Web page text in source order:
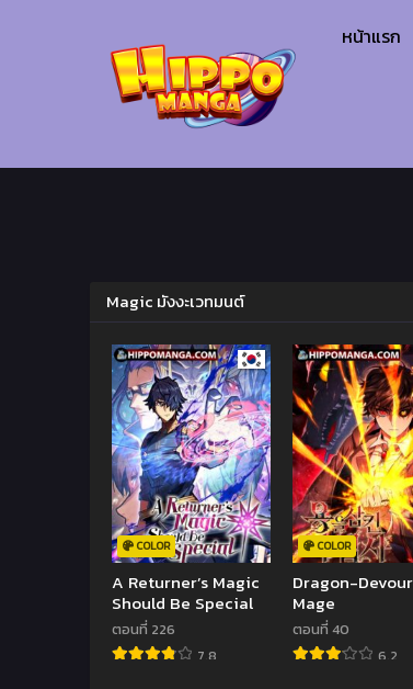
หน้าแรก
Magic มังงะเวทมนต์
COLOR
A Returner’s Magic
Should Be Special
ตอนที่ 226
7.8
COLOR
Dragon-
Mage
ตอนที่ 40
6.2